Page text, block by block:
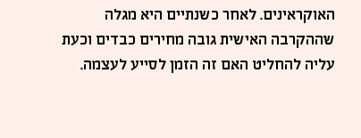
האוקראינים. לאחר כשנתיים היא מגלה
שההקרבה האישית גובה מחירים כבדים וכעת
עליה להחליט האם זה הזמן לסייע לעצמה.